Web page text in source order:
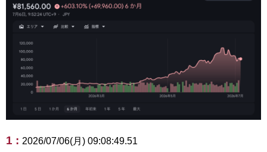
1 : 2026/07/06(月) 09:08:49.51